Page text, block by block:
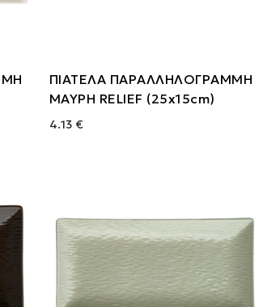
ΠΙΑΤΕΛΑ ΠΑΡΑΛΛΗΛΟΓΡΑΜΜΗ
ΜΑΥΡΗ RELIEF (25x15cm)
4.13 €